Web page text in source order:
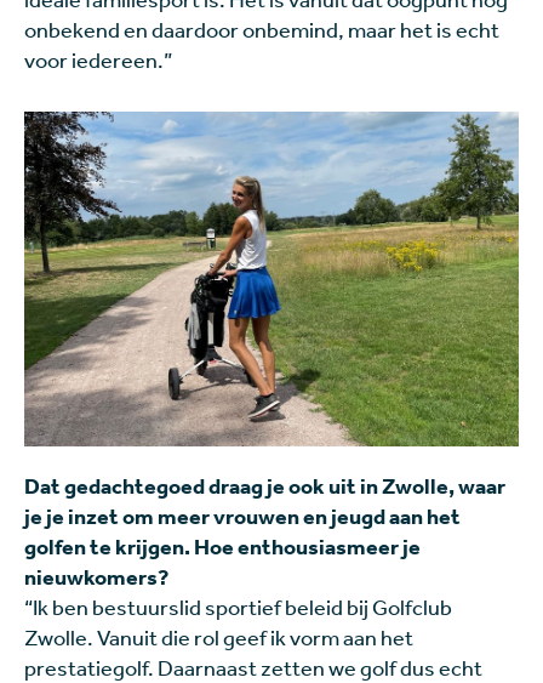
onbekend en daardoor onbemind, maar het is echt
voor iedereen.”
Dat gedachtegoed draag je ook uit in Zwolle, waar
je je inzet om meer vrouwen en jeugd aan het
golfen te krijgen. Hoe enthousiasmeer je
nieuwkomers?
“Ik ben bestuurslid sportief beleid bij Golfclub
Zwolle. Vanuit die rol geef ik vorm aan het
prestatiegolf. Daarnaast zetten we golf dus echt